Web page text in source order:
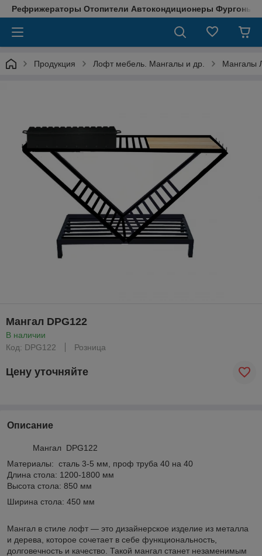
Рефрижераторы Отопители Автокондиционеры Фургоны
Продукция Лофт мебель. Мангалы и др. Мангалы
Мангал DPG122
В наличии
Код: DPG122
Розница
Цену уточняйте
Описание
Мангал DPG122
Материалы: сталь 3-5 мм, проф труба 40 на 40
Длина стола: 1200-1800 мм
Высота стола: 850 мм
Ширина стола: 450 мм
Мангал в стиле лофт — это дизайнерское изделие из металла
и дерева, которое сочетает в себе функциональность,
долговечность и качество. Такой мангал станет незаменимым